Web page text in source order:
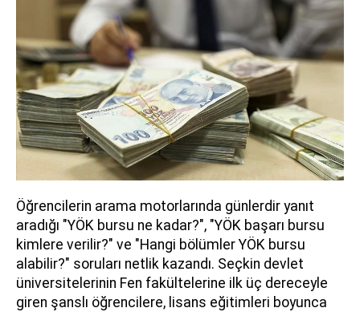
Öğrencilerin arama motorlarında günlerdir yanıt
aradığı "YÖK bursu ne kadar?", "YÖK başarı bursu
kimlere verilir?" ve "Hangi bölümler YÖK bursu
alabilir?" soruları netlik kazandı. Seçkin devlet
üniversitelerinin Fen fakültelerine ilk üç dereceyle
giren şanslı öğrencilere, lisans eğitimleri boyunca